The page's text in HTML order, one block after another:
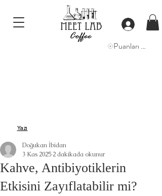
Puanları Görüntüle
Yazı
Kahve, Antibiyotiklerin
Etkisini Zayıflatabilir mi?
Doğukan İbidan
3 Kas 2025 2 dakikada okunur